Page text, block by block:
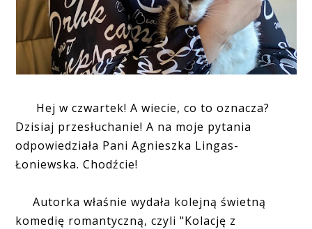
Hej w czwartek! A wiecie, co to oznacza?
Dzisiaj przesłuchanie! A na moje pytania
odpowiedziała Pani Agnieszka Lingas-
Łoniewska. Chodźcie!
Autorka właśnie wydała kolejną świetną
komedię romantyczną, czyli "Kolację z